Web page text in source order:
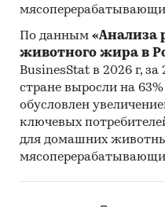
По данным «Анализа
животного жира в
BusinesStat в 2026 г, за
стране выросли на
обусловлен
ключевых
для домашних